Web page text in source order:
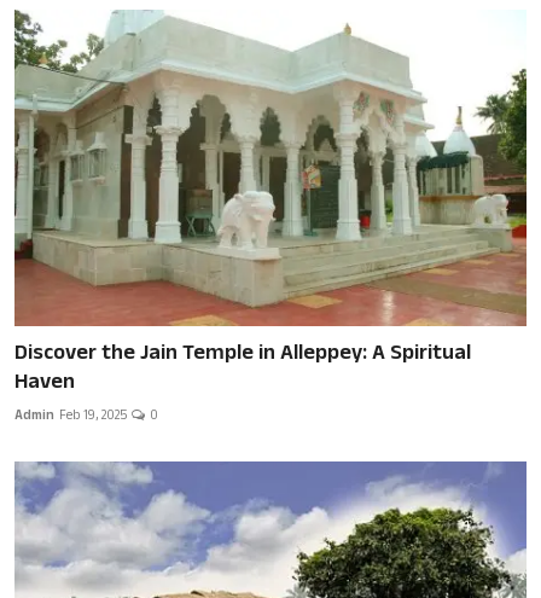
Discover the Jain Temple in Alleppey: A Spiritual
Haven
Admin Feb 19, 2025 0